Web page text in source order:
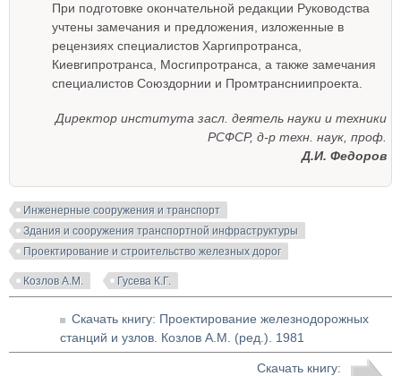
При подготовке окончательной редакции Руководства
учтены замечания и предложения, изложенные в
рецензиях специалистов Харгипротранса,
Киевгипротранса, Мосгипротранса, а также замечания
специалистов Союздорнии и Промтрансниипроекта.
Директор института засл. деятель науки и техники
РСФСР, д-р техн. наук, проф.
Д.И. Федоров
Инженерные сооружения и транспорт
Здания и сооружения транспортной инфраструктуры
Проектирование и строительство железных дорог
Козлов А.М. Гусева К.Г.
Скачать книгу: Проектирование железнодорожных
станций и узлов. Козлов А.М. (ред.). 1981
Скачать книгу: